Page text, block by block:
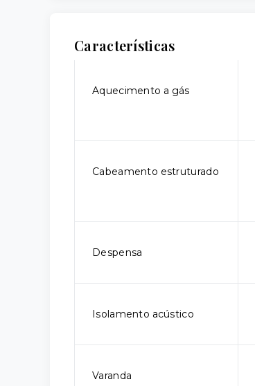
Características
Aquecimento a gás
Cabeamento estruturado
Despensa
Isolamento acústico
Varanda